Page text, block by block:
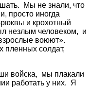
Мы не знали, что
просто иногда
и крохотный
незлым человеком, и
воюют».
солдат,
войска, мы плакали
работать у них. Я